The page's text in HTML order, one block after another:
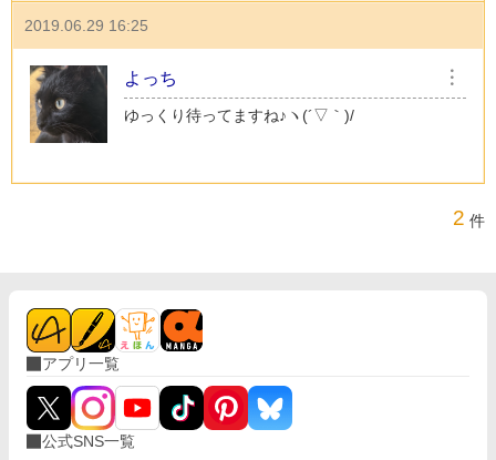
2019.06.29 16:25
よっち ︙
ゆっくり待ってますね♪ヽ(´▽｀)/
2 件
アプリ一覧
公式SNS一覧